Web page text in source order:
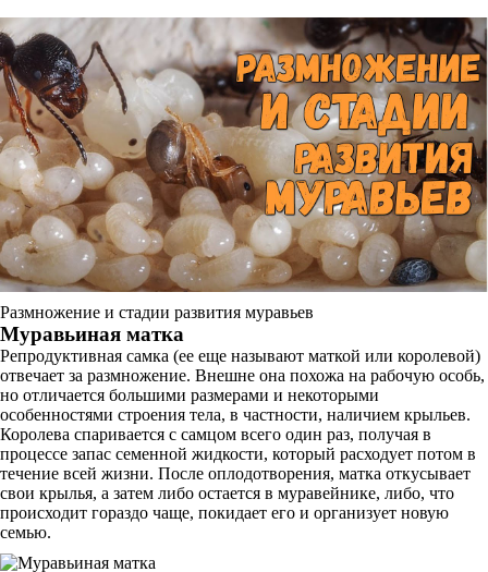
Размножение и стадии развития муравьев
Муравьиная матка
Репродуктивная самка (ее еще называют маткой или королевой)
отвечает за размножение. Внешне она похожа на рабочую особь,
но отличается большими размерами и некоторыми
особенностями строения тела, в частности, наличием крыльев.
Королева спаривается с самцом всего один раз, получая в
процессе запас семенной жидкости, который расходует потом в
течение всей жизни. После оплодотворения, матка откусывает
свои крылья, а затем либо остается в муравейнике, либо, что
происходит гораздо чаще, покидает его и организует новую
семью.